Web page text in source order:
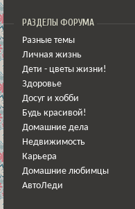
РАЗДЕЛЫ ФОРУМА
Разные темы
Личная жизнь
Дети - цветы жизни!
Здоровье
Досуг и хобби
Будь красивой!
Домашние дела
Недвижимость
Карьера
Домашние любимцы
АвтоЛеди